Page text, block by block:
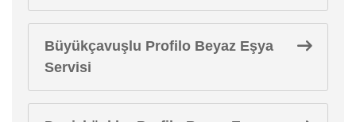
Büyükçavuşlu Profilo Beyaz Eşya
Servisi